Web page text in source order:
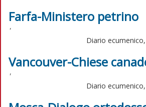
Farfa-Ministero petrino
Diario
Vancouver-Chiese
Diario